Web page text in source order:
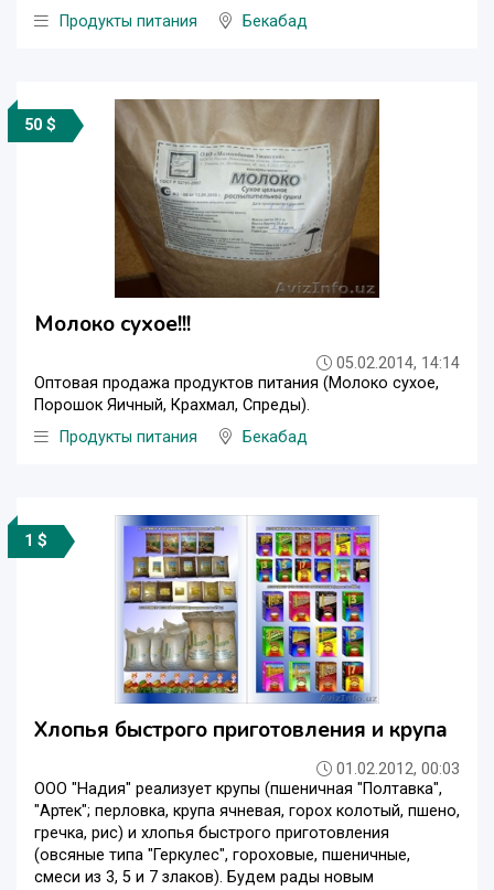
Продукты питания
Бекабад
50 $
Молоко сухое!!!
05.02.2014, 14:14
Оптовая продажа продуктов питания (Молоко сухое,
Порошок Яичный, Крахмал, Спреды).
Продукты питания
Бекабад
1 $
Хлопья быстрого приготовления и крупа
01.02.2012, 00:03
ООО "Надия" реализует крупы (пшеничная "Полтавка",
"Артек"; перловка, крупа ячневая, горох колотый, пшено,
гречка, рис) и хлопья быстрого приготовления
(овсяные типа "Геркулес", гороховые, пшеничные,
смеси из 3, 5 и 7 злаков). Будем рады новым